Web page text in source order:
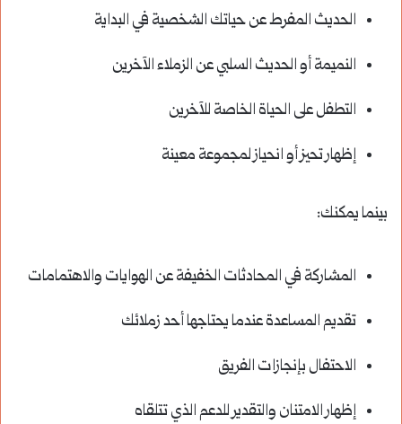
الحديث المفرط عن حياتك الشخصية في البداية
النميمة أو الحديث السلبي عن الزملاء الآخرين
التطفل على الحياة الخاصة للآخرين
إظهار تحيز أو انحياز لمجموعة معينة
بينما يمكنك:
المشاركة في المحادثات الخفيفة عن الهوايات والاهتمامات
تقديم المساعدة عندما يحتاجها أحد زملائك
الاحتفال بإنجازات الفريق
إظهار الامتنان والتقدير للدعم الذي تتلقاه